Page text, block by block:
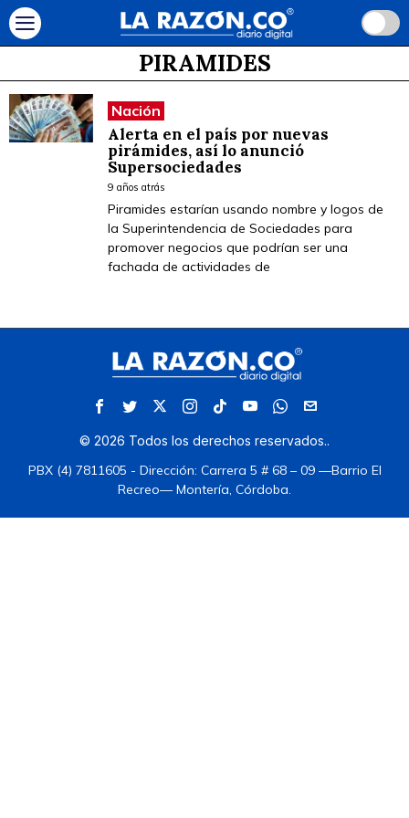
PIRAMIDES
Nación
Alerta en el país por nuevas
pirámides, así lo anunció
Supersociedades
9 años atrás
Piramides estarían usando nombre y logos de
la Superintendencia de Sociedades para
promover negocios que podrían ser una
fachada de actividades de
© 2026 Todos los derechos reservados..
PBX (4) 7811605 - Dirección: Carrera 5 # 68 – 09 —Barrio El
Recreo— Montería, Córdoba.